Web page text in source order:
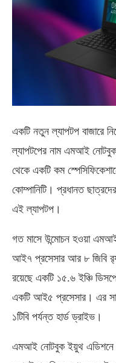
একটি নতুন ল্যাপটপ বাজারে
ল্যাপটপের নাম এমআই
থেকে একটি কম
কোম্পানিটি। প্রধানত
এই ল্যাপটপ।
গত মাসে উন্মোচন হওয়া
আই৭ প্রসেসার আর ৮ জিবি
রয়েছে একটি ১৫.৬ ইঞ্চি
একটি আই৫ প্রসেসার। এর
১টিবি পর্যন্ত হার্ড ড্রাইভ।
এমআই নোটবুক ইয়ুথ এডিশনে